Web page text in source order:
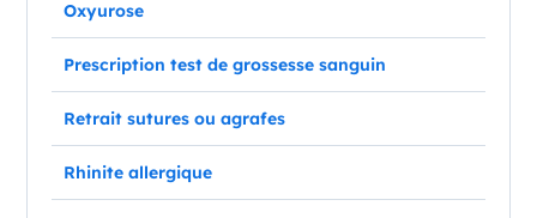
Oxyurose
Prescription test de grossesse sanguin
Retrait sutures ou agrafes
Rhinite allergique